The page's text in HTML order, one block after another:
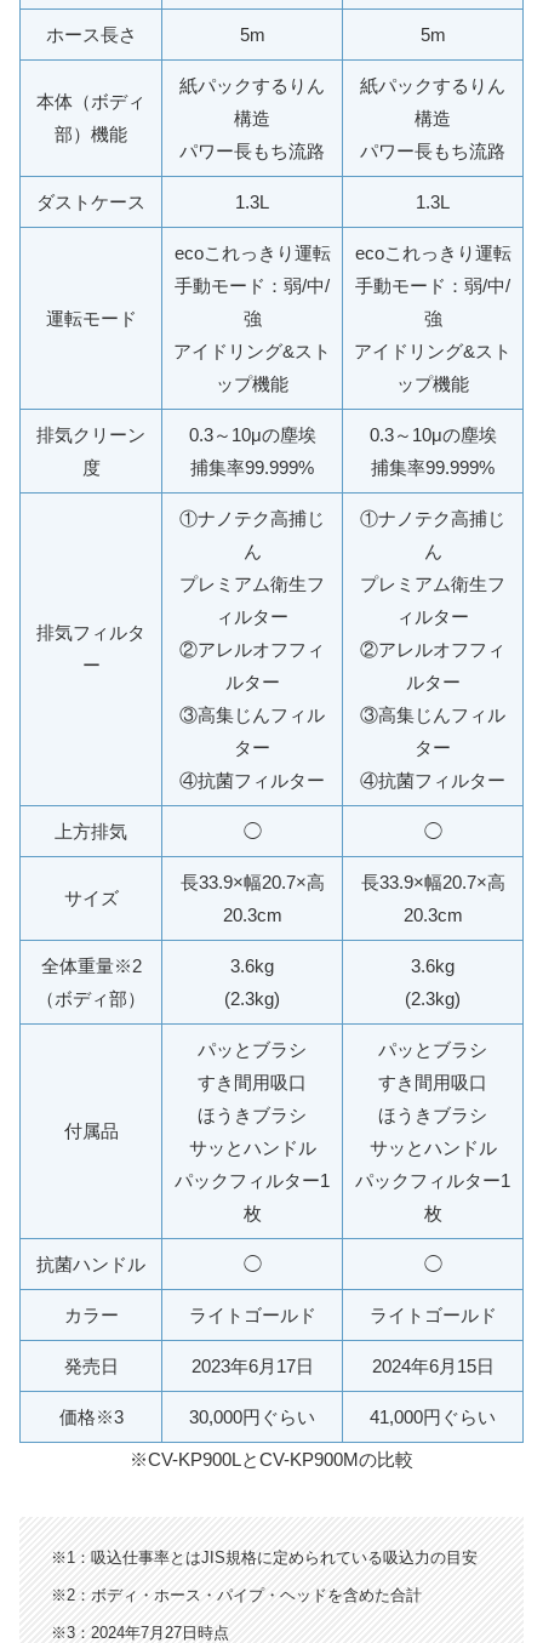
ホース長さ 5m 5m
本体（ボディ
部）機能
紙パックするりん
構造
パワー長もち流路
紙パックするりん
構造
パワー長もち流路
ダストケース 1.3L 1.3L
運転モード
ecoこれっきり運転
手動モード：弱/中/
強
アイドリング&スト
ップ機能
ecoこれっきり運転
手動モード：弱/中/
強
アイドリング&スト
ップ機能
排気クリーン
度
0.3～10μの塵埃
捕集率99.999%
0.3～10μの塵埃
捕集率99.999%
排気フィルタ
ー
①ナノテク高捕じ
ん
プレミアム衛生フ
ィルター
②アレルオフフィ
ルター
③高集じんフィル
ター
④抗菌フィルター
①ナノテク高捕じ
ん
プレミアム衛生フ
ィルター
②アレルオフフィ
ルター
③高集じんフィル
ター
④抗菌フィルター
上方排気 ◯ ◯
サイズ
長33.9×幅20.7×高
20.3cm
長33.9×幅20.7×高
20.3cm
全体重量※2
（ボディ部）
3.6kg
(2.3kg)
3.6kg
(2.3kg)
付属品
パッとブラシ
すき間用吸口
ほうきブラシ
サッとハンドル
パックフィルター1
枚
パッとブラシ
すき間用吸口
ほうきブラシ
サッとハンドル
パックフィルター1
枚
抗菌ハンドル ◯ ◯
カラー ライトゴールド ライトゴールド
発売日 2023年6月17日 2024年6月15日
価格※3 30,000円ぐらい 41,000円ぐらい
※CV-KP900LとCV-KP900Mの比較
※1：吸込仕事率とはJIS規格に定められている吸込力の目安
※2：ボディ・ホース・パイプ・ヘッドを含めた合計
※3：2024年7月27日時点